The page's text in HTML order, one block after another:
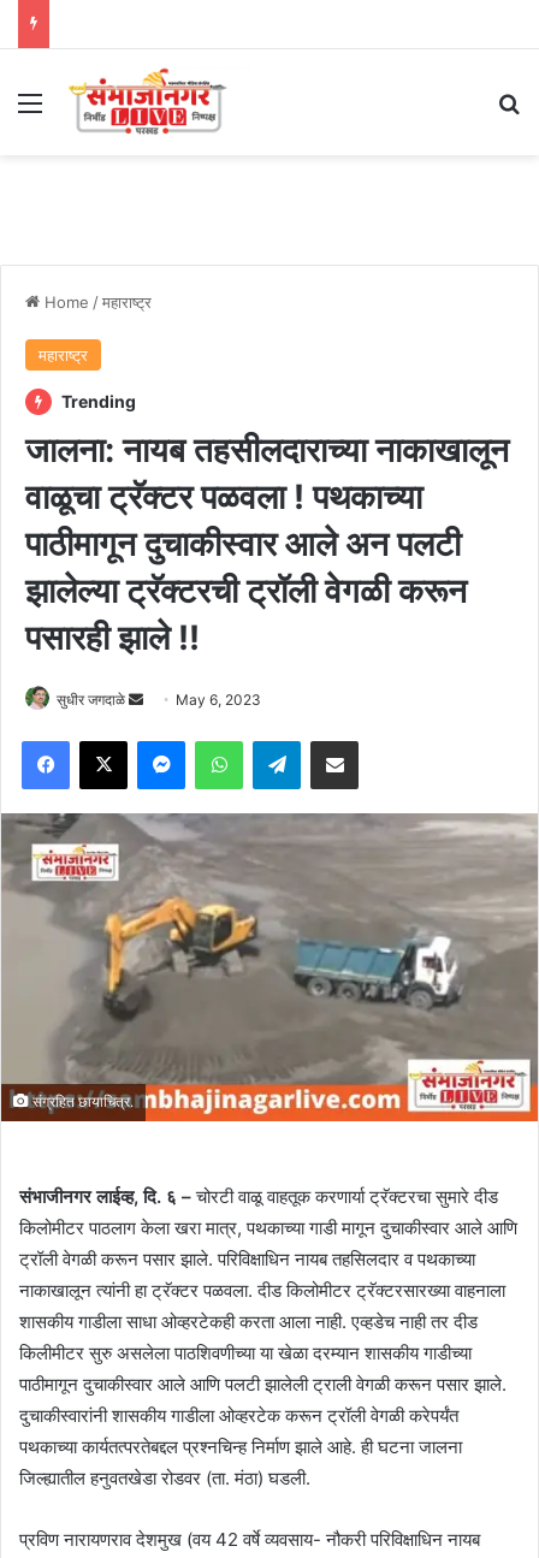
Menu
Home /महाराष्ट्र
महाराष्ट्र
Trending
जालना: नायब तहसीलदाराच्या नाकाखालून
वाळूचा ट्रॅक्टर पळवला ! पथकाच्या
पाठीमागून दुचाकीस्वार आले अन पलटी
झालेल्या ट्रॅक्टरची ट्रॉली वेगळी करून
पसारही झाले !!
सुधीर जगदाळे
Send
email
May 6, 2023
Facebook
X MessengerWhatsAppTelegramShare via Email
संग्रहित छायाचित्र.
संभाजीनगर लाईव्ह, दि. ६ –चोरटी वाळू वाहतूक करणार्या ट्रॅक्टरचा सुमारे दीड
किलोमीटर पाठलाग केला खरा मात्र, पथकाच्या गाडी मागून दुचाकीस्वार आले आणि
ट्रॉली वेगळी करून पसार झाले. परिविक्षाधिन नायब तहसिलदार व पथकाच्या
नाकाखालून त्यांनी हा ट्रॅक्टर पळवला. दीड किलोमीटर ट्रॅक्टरसारख्या वाहनाला
शासकीय गाडीला साधा ओव्हरटेकही करता आला नाही. एव्हडेच नाही तर दीड
किलीमीटर सुरु असलेला पाठशिवणीच्या या खेळा दरम्यान शासकीय गाडीच्या
पाठीमागून दुचाकीस्वार आले आणि पलटी झालेली ट्राली वेगळी करून पसार झाले.
दुचाकीस्वारांनी शासकीय गाडीला ओव्हरटेक करून ट्रॉली वेगळी करेपर्यंत
पथकाच्या कार्यतत्परतेबद्दल प्रश्नचिन्ह निर्माण झाले आहे. ही घटना जालना
जिल्ह्यातील हनुवतखेडा रोडवर (ता. मंठा) घडली.
प्रविण नारायणराव देशमुख (वय 42 वर्षे व्यवसाय- नौकरी परिविक्षाधिन नायब